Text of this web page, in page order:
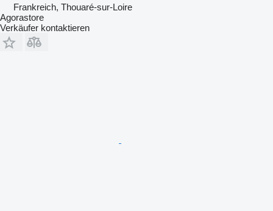
Frankreich, Thouaré-sur-Loire
Agorastore
Verkäufer kontaktieren